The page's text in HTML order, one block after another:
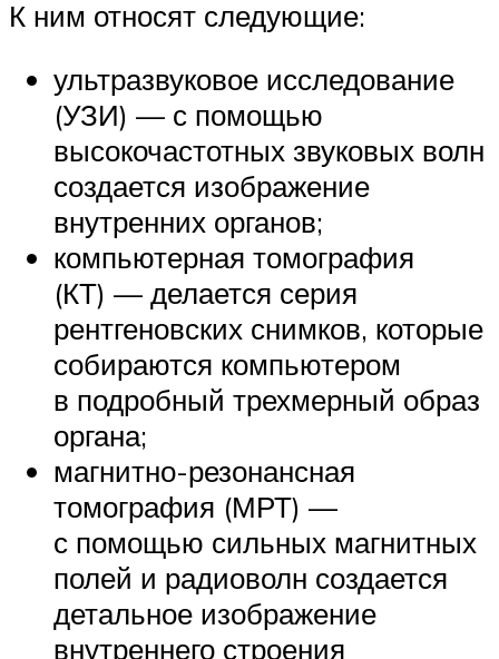
К ним относят следующие:
ультразвуковое исследование
(УЗИ) — с помощью
высокочастотных звуковых волн
создается изображение
внутренних органов;
компьютерная томография
(КТ) — делается серия
рентгеновских снимков, которые
собираются компьютером
в подробный трехмерный образ
органа;
магнитно-резонансная
томография (МРТ) —
с помощью сильных магнитных
полей и радиоволн создается
детальное изображение
внутреннего строения